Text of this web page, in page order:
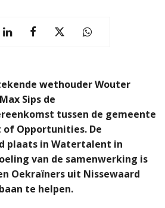
wethouder Wouter
Sips de
tussen de gemeente
of Opportunities. De
plaats in Watertalent in
van de samenwerking is
Oekraïners uit Nissewaard
te helpen.